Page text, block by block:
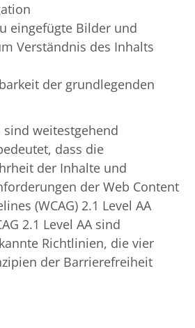
eingefügte Bilder und
Verständnis des Inhalts
der grundlegenden
sind weitestgehend
dass die
der Inhalte und
der Web Content
(WCAG) 2.1 Level AA
2.1 Level AA sind
Richtlinien, die vier
der Barrierefreiheit